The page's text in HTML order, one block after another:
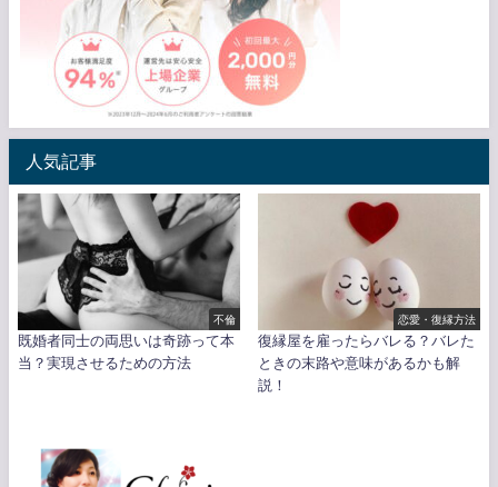
人気記事
不倫
既婚者同士の両思いは奇跡って本
当？実現させるための方法
恋愛・復縁方法
復縁屋を雇ったらバレる？バレた
ときの末路や意味があるかも解
説！